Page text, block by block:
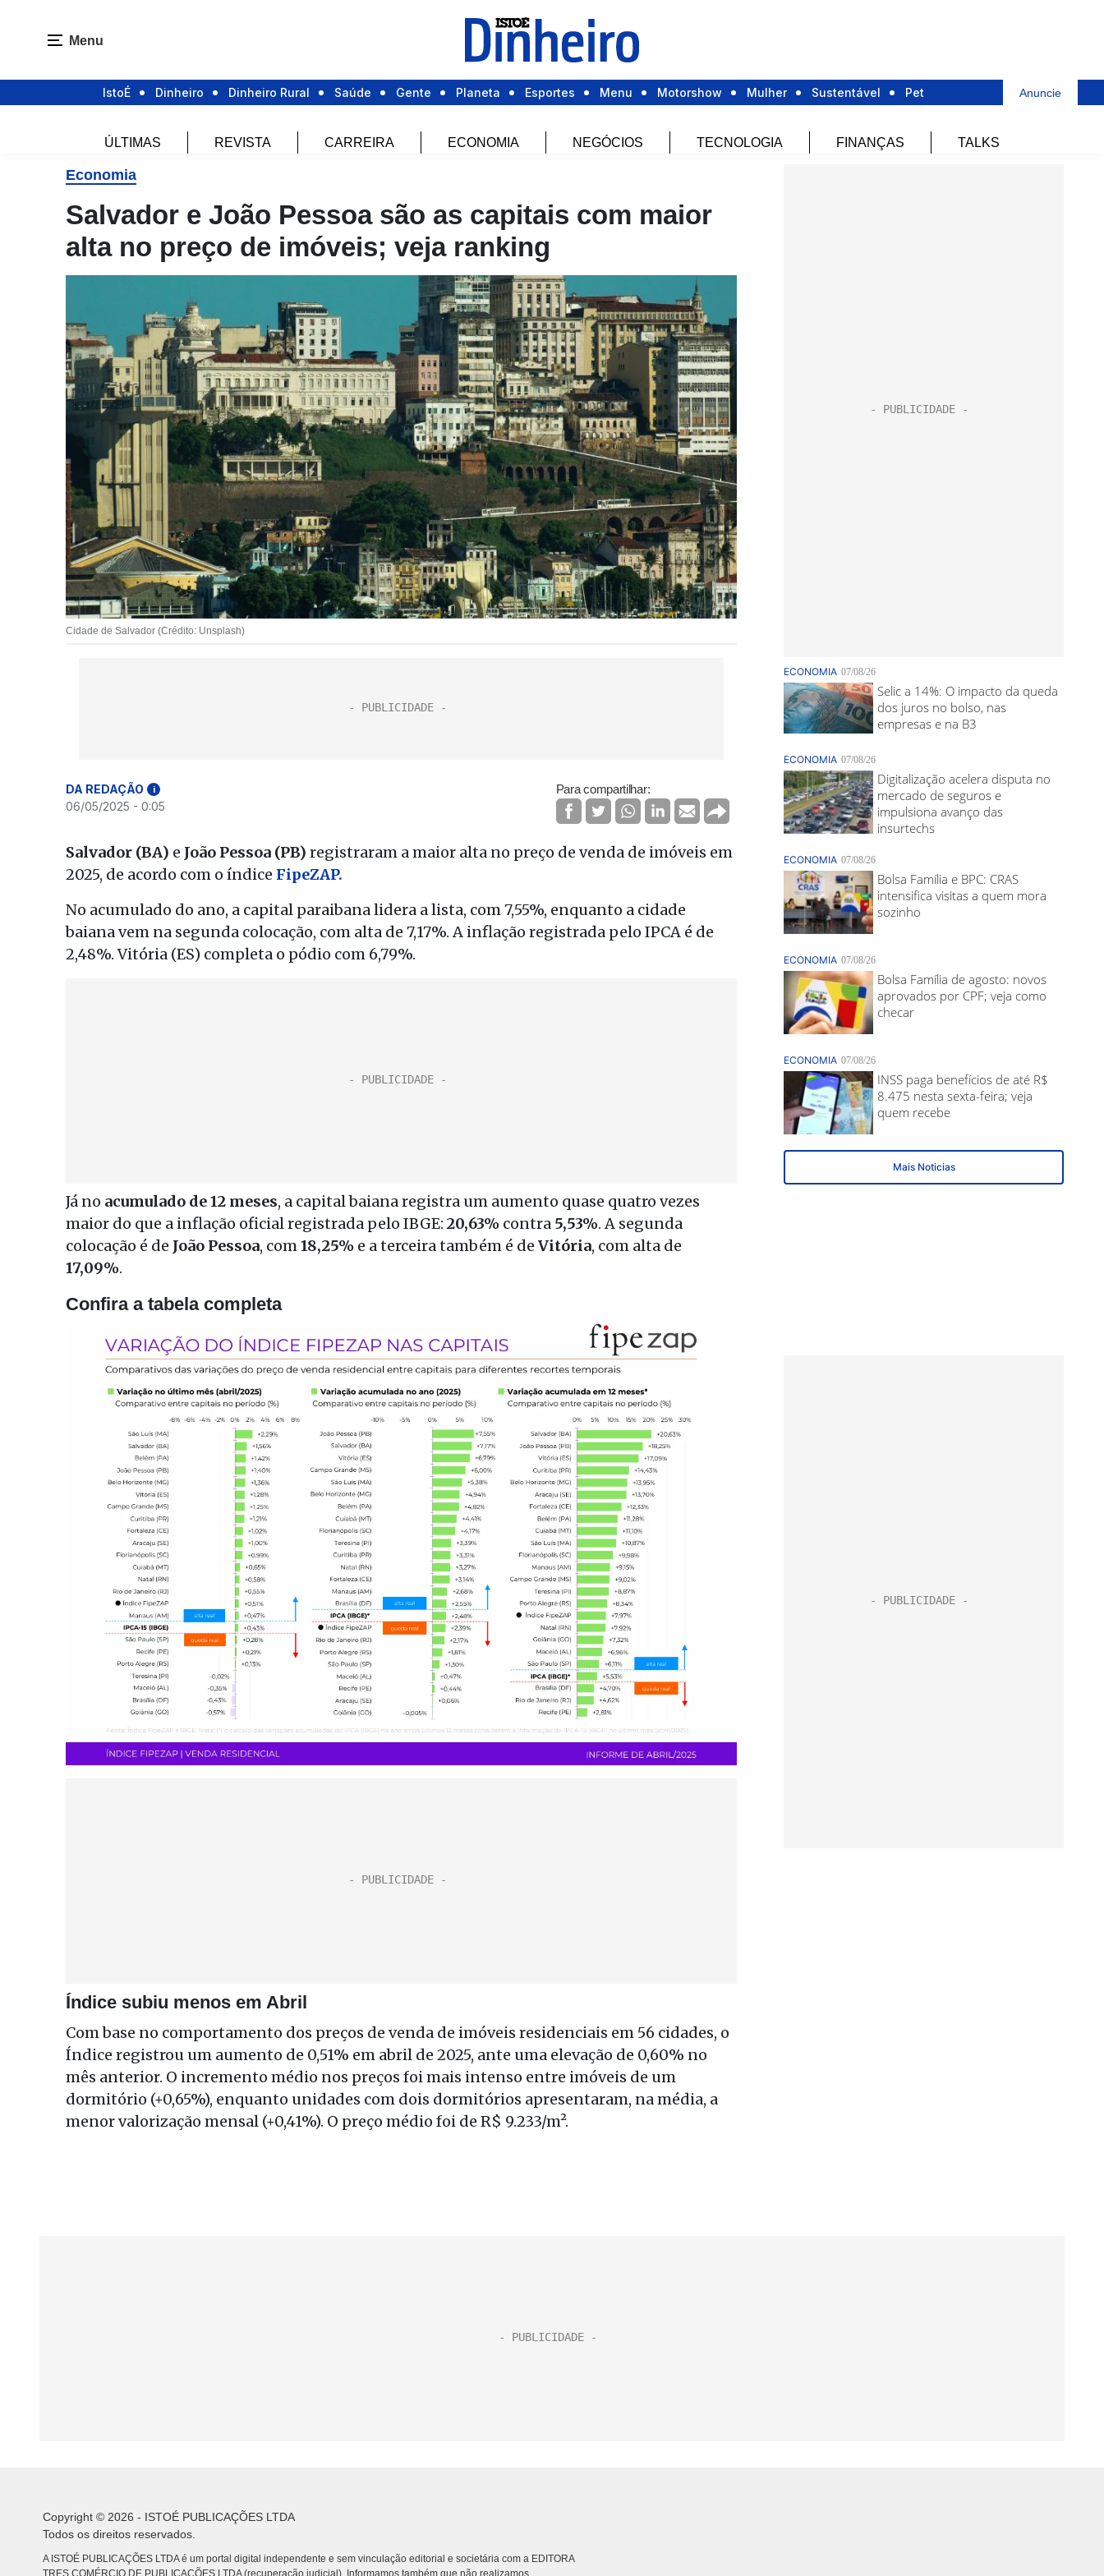
Menu
IstoÉ Dinheiro Dinheiro Rural Saúde Gente Planeta Esportes Menu Motorshow Mulher Sustentável Pet Anuncie
ÚLTIMAS REVISTA CARREIRA ECONOMIA NEGÓCIOS TECNOLOGIA FINANÇAS TALKS
Economia
Salvador e João Pessoa são as capitais com maior
alta no preço de imóveis; veja ranking
Cidade de Salvador (Crédito: Unsplash)
DA REDAÇÃO i
06/05/2025 - 0:05
Para compartilhar:
Salvador (BA) e João Pessoa (PB) registraram a maior alta no preço de venda de imóveis em
2025, de acordo com o índice FipeZAP.
No acumulado do ano, a capital paraibana lidera a lista, com 7,55%, enquanto a cidade
baiana vem na segunda colocação, com alta de 7,17%. A inflação registrada pelo IPCA é de
2,48%. Vitória (ES) completa o pódio com 6,79%.
Já no acumulado de 12 meses, a capital baiana registra um aumento quase quatro vezes
maior do que a inflação oficial registrada pelo IBGE: 20,63% contra 5,53%. A segunda
colocação é de João Pessoa, com18,25% e a terceira também é de Vitória, com alta de
17,09%.
Confira a tabela completa
Índice subiu menos em Abril
Com base no comportamento dos preços de venda de imóveis residenciais em 56 cidades, o
Índice registrou um aumento de 0,51% em abril de 2025, ante uma elevação de 0,60% no
mês anterior. O incremento médio nos preços foi mais intenso entre imóveis de um
dormitório (+0,65%), enquanto unidades com dois dormitórios apresentaram, na média, a
menor valorização mensal (+0,41%). O preço médio foi de R$ 9.233/m².
Copyright © 2026 - ISTOÉ PUBLICAÇÕES LTDA
Todos os direitos reservados.
A ISTOÉ PUBLICAÇÕES LTDA é um portal digital independente e sem vinculação editorial e societária com a EDITORA
TRES COMÉRCIO DE PUBLICACÕES LTDA (recuperação judicial). Informamos também que não realizamos